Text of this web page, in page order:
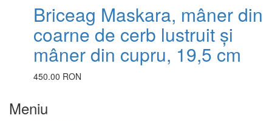
Briceag Maskara, mâner din
coarne de cerb lustruit și
mâner din cupru, 19,5 cm
450.00 RON
Meniu